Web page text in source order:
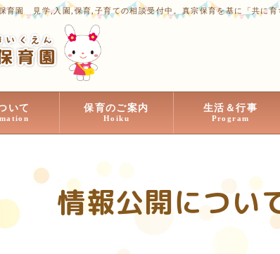
園 見学,入園,保育,子育ての相談受付中。真宗保育を基に「共に育
いて 保育のご案内
Hoiku
生活＆行事
Program
情報公開につい